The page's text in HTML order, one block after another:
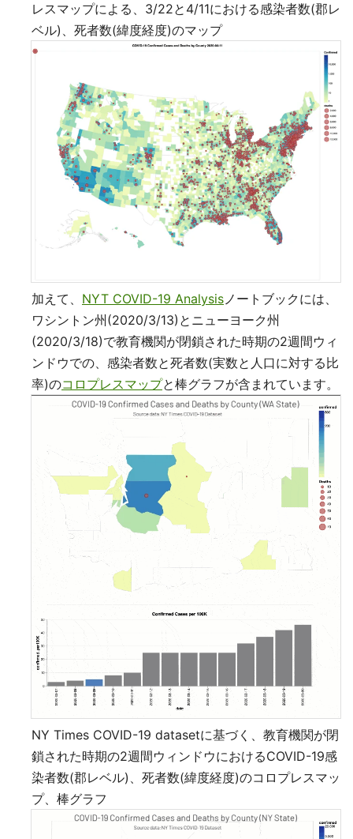
レスマップによる、3/22と4/11における感染者数(郡レ
ベル)、死者数(緯度経度)のマップ
加えて、 NYT COVID-19 Analysisノートブックには、
ワシントン州(2020/3/13)とニューヨーク州
(2020/3/18)で教育機関が閉鎖された時期の2週間ウィ
ンドウでの、感染者数と死者数(実数と人口に対する比
率)のコロプレスマップと棒グラフが含まれています。
NY Times COVID-19 datasetに基づく、教育機関が閉
鎖された時期の2週間ウィンドウにおけるCOVID-19感
染者数(郡レベル)、死者数(緯度経度)のコロプレスマッ
プ、棒グラフ